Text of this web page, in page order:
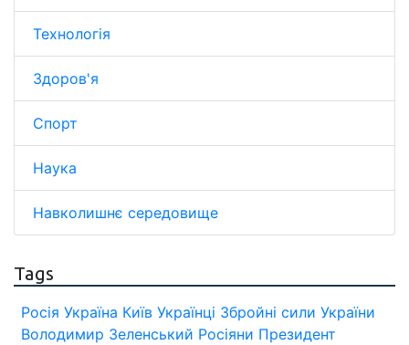
Технологія
Здоров'я
Спорт
Наука
Навколишнє середовище
Tags
Росія Україна Київ Українці Збройні сили України
Володимир Зеленський Росіяни Президент